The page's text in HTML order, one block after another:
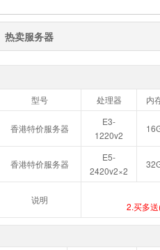
热卖服务器
型号 处理器 内
香港特价服务器
E3-
1220v2
香港特价服务器
E5-
2420v2×2
说明
2.买多